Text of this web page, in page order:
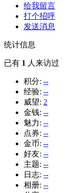
给我留言
打个招呼
发送消息
统计信息
已有 1 人来访过
积分: --
经验: --
威望: 2
金钱: --
魅力: --
点券: --
金币: --
好友: --
主题: --
日志: --
相册: --